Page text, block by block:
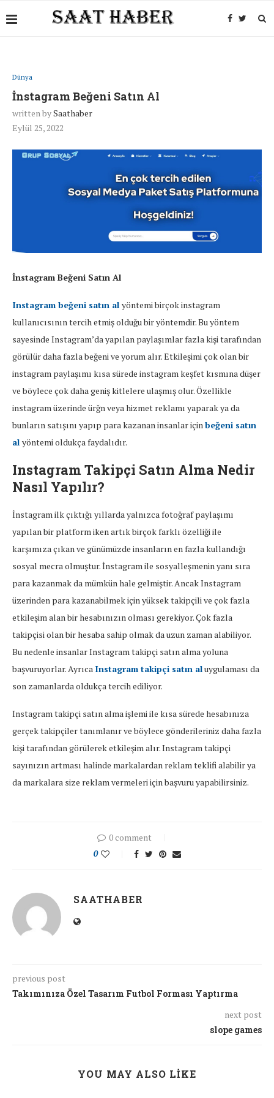
Dünya
İnstagram Beğeni Satın Al
written bySaathaber
Eylül 25, 2022
İnstagram Beğeni Satın Al
Instagram beğeni satın al yöntemi birçok instagram
kullanıcısının tercih etmiş olduğu bir yöntemdir. Bu yöntem
sayesinde Instagram’da yapılan paylaşımlar fazla kişi tarafından
görülür daha fazla beğeni ve yorum alır. Etkileşimi çok olan bir
instagram paylaşımı kısa sürede instagram keşfet kısmına düşer
ve böylece çok daha geniş kitlelere ulaşmış olur. Özellikle
instagram üzerinde ürğn veya hizmet reklamı yaparak ya da
bunların satışını yapıp para kazanan insanlar için beğeni satın
al yöntemi oldukça faydalıdır.
Instagram Takipçi Satın Alma Nedir
Nasıl Yapılır?
​​​​​​İnstagram ilk çıktığı yıllarda yalnızca fotoğraf paylaşımı
yapılan bir platform iken artık birçok farklı özelliği ile
karşımıza çıkan ve günümüzde insanların en fazla kullandığı
sosyal mecra olmuştur. İnstagram ile sosyalleşmenin yanı sıra
para kazanmak da mümkün hale gelmiştir. Ancak Instagram
üzerinden para kazanabilmek için yüksek takipçili ve çok fazla
etkileşim alan bir hesabınızın olması gerekiyor. Çok fazla
takipçisi olan bir hesaba sahip olmak da uzun zaman alabiliyor.
Bu nedenle insanlar Instagram takipçi satın alma yoluna
başvuruyorlar. Ayrıca Instagram takipçi satın aluygulaması da
son zamanlarda oldukça tercih ediliyor.
Instagram takipçi satın alma işlemi ile kısa sürede hesabınıza
gerçek takipçiler tanımlanır ve böylece gönderileriniz daha fazla
kişi tarafından görülerek etkileşim alır. Instagram takipçi
sayınızın artması halinde markalardan reklam teklifi alabilir ya
da markalara size reklam vermeleri için başvuru yapabilirsiniz.
0 comment
0
SAATHABER
previous post
Takımınıza Özel Tasarım Futbol Forması Yaptırma
next post
slope games
YOU MAY ALSO LIKE